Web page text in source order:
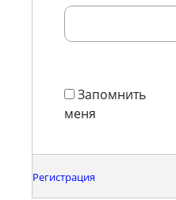
Запомнить
меня
Регистрация